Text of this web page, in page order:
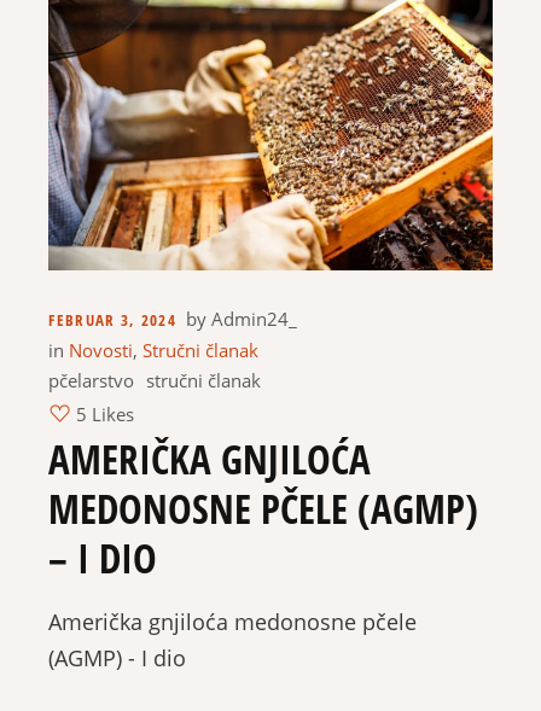
FEBRUAR 3, 2024 by Admin24_
in Novosti,Stručni članak
pčelarstvo stručni članak
5 Likes
AMERIČKA GNJILOĆA
MEDONOSNE PČELE (AGMP)
– I DIO
Američka gnjiloća medonosne pčele
(AGMP) - I dio